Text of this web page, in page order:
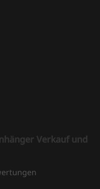
Verkauf und